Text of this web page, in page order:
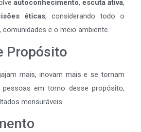
autoconhecimento, escuta ativa,
éticas, considerando todo o
e o meio ambiente.
Propósito
mais, inovam mais e se tornam
em torno desse propósito,
mensuráveis.